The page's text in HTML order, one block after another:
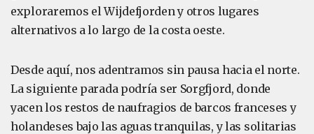
exploraremos el Wijdefjorden y otros lugares
alternativos a lo largo de la costa oeste.
Desde aquí, nos adentramos sin pausa hacia el norte.
La siguiente parada podría ser Sorgfjord, donde
yacen los restos de naufragios de barcos franceses y
holandeses bajo las aguas tranquilas, y las solitarias